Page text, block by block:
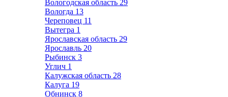
Вологодская область 29
Вологда 13
Череповец 11
Вытегра 1
Ярославская область 29
Ярославль 20
Рыбинск 3
Углич 1
Калужская область 28
Калуга 19
Обнинск 8